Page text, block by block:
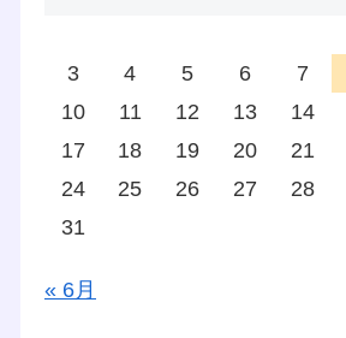
3
4 5 6 7
10
11 12 13 14
17
18 19 20 21
24
25 26 27 28
31
« 6月